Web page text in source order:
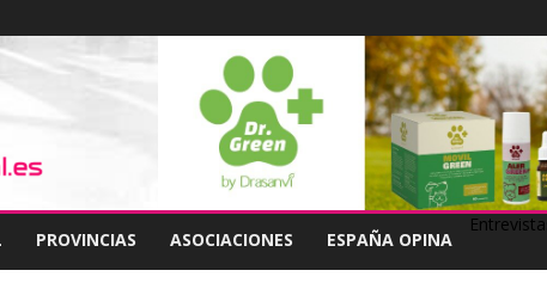
PROVINCIAS ASOCIACIONES ESPAÑA OPINA